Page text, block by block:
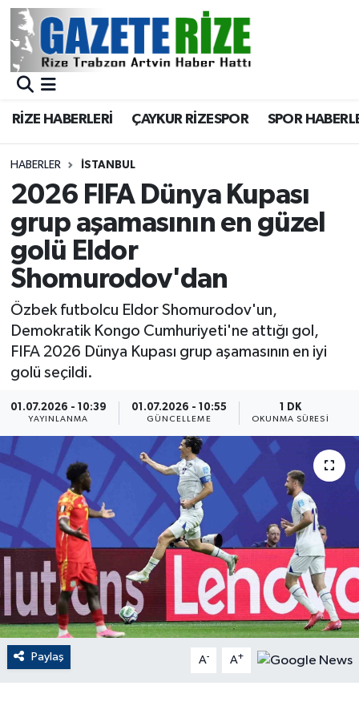
RİZE HABERLERİ ÇAYKUR RİZESPOR SPOR
HABERLER İSTANBUL
2026 FIFA Dünya Kupası
grup aşamasının en güzel
golü Eldor
Shomurodov'dan
Özbek futbolcu Eldor Shomurodov'un,
Demokratik Kongo Cumhuriyeti'ne attığı gol,
FIFA 2026 Dünya Kupası grup aşamasının en iyi
golü seçildi.
01.07.2026 - 10:39
YAYINLANMA
01.07.2026 - 10:55
GÜNCELLEME
1 DK
OKUNMA SÜRESI
Paylaş A- A+
BÖLGEMİZ
Asayiş
Rize Jandarma Komutanlığı
Bilim Teknoloji
Advertising news
Canlı Maç
Dış Haberler
Dünya
EĞİTİM
EKONOMİ
English News
Finans
Flaş Haber
Merkez Nöbetçi Eczaneler
Merkez Trafik Yoğunluk Haritası
Süper Lig Puan Durumu ve Fikstür
Tüm Manşetler
Son Dakika Haberleri
Haber Arşivi